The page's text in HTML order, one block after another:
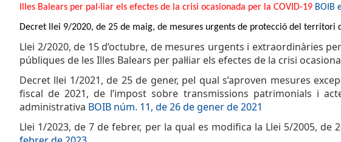
Illes Balears per pal·liar els efectes de la crisi ocasionada per la COVID-19 BOIB
Decret llei 9/2020, de 25 de maig, de mesures urgents de protecció del territori
Llei 2/2020, de 15 d’octubre, de mesures urgents i extraordinàries
públiques de les Illes Balears per pal·liar els efectes de la crisi
Decret llei 1/2021, de 25 de gener, pel qual s’aproven mesures
fiscal de 2021, de l’impost sobre transmissions patrimonials i
administrativa BOIB núm. 11, de 26 de gener de 2021
Llei 1/2023, de 7 de febrer, per la qual es modifica la Llei 5/2005,